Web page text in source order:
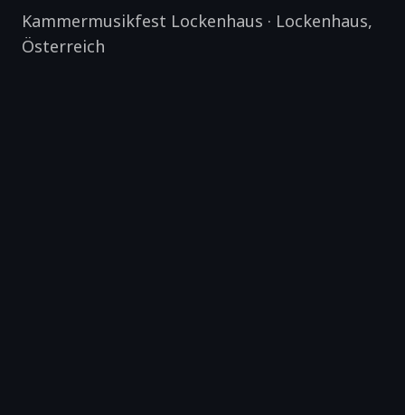
Kammermusikfest Lockenhaus · Lockenhaus,
Österreich